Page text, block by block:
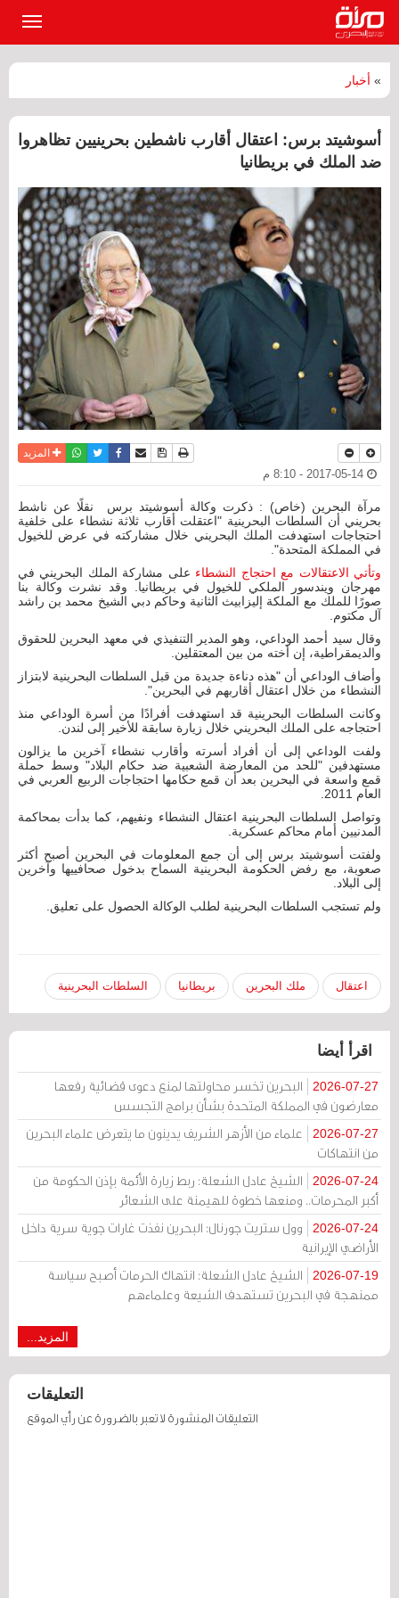
» أخبار
أسوشيتد برس: اعتقال أقارب ناشطين بحرينيين تظاهروا
ضد الملك في بريطانيا
نسخة للطباعة
حفظ الموضوع
أرسل الى صديق
فيسبوكتويترواتسابالمزيد
مرآة البحرين (خاص) : ذكرت وكالة أسوشيتد برس نقلًا عن ناشط
بحريني أن السلطات البحرينية "اعتقلت أقارب ثلاثة نشطاء على خلفية
احتجاجات استهدفت الملك البحريني خلال مشاركته في عرض للخيول
في المملكة المتحدة".
وتأتي الاعتقالات مع احتجاج النشطاء على مشاركة الملك البحريني في
مهرجان ويندسور الملكي للخيول في بريطانيا. وقد نشرت وكالة بنا
صورًا للملك مع الملكة إليزابيث الثانية وحاكم دبي الشيخ محمد بن راشد
آل مكتوم.
وقال سيد أحمد الوداعي، وهو المدير التنفيذي في معهد البحرين للحقوق
والديمقراطية، إن أخته من بين المعتقلين.
وأضاف الوداعي أن "هذه دناءة جديدة من قبل السلطات البحرينية لابتزاز
النشطاء من خلال اعتقال أقاربهم في البحرين".
وكانت السلطات البحرينية قد استهدفت أفرادًا من أسرة الوداعي منذ
احتجاجه على الملك البحريني خلال زيارة سابقة للأخير إلى لندن.
ولفت الوداعي إلى أن أفراد أسرته وأقارب نشطاء آخرين ما يزالون
مستهدفين "للحد من المعارضة الشعبية ضد حكام البلاد" وسط حملة
قمع واسعة في البحرين بعد أن قمع حكامها احتجاجات الربيع العربي في
العام 2011.
وتواصل السلطات البحرينية اعتقال النشطاء ونفيهم، كما بدأت بمحاكمة
المدنيين أمام محاكم عسكرية.
ولفتت أسوشيتد برس إلى أن جمع المعلومات في البحرين أصبح أكثر
صعوبة، مع رفض الحكومة البحرينية السماح بدخول صحافييها وآخرين
إلى البلاد.
ولم تستجب السلطات البحرينية لطلب الوكالة الحصول على تعليق.
اعتقال ملك البحرين بريطانيا السلطات البحرينية
اقرأ أيضا
2026-07-27
البحرين تخسر محاولتها لمنع دعوى قضائية رفعها
معارضون في المملكة المتحدة بشأن برامج التجسس
2026-07-27
علماء من الأزهر الشريف يدينون ما يتعرض علماء البحرين
من انتهاكات
2026-07-24
الشيخ عادل الشعلة: ربط زيارة الأئمة بإذن الحكومة من
أكبر المحرمات.. ومنعها خطوة للهيمنة على الشعائر
2026-07-24
وول ستريت جورنال: البحرين نفذت غارات جوية سرية داخل
الأراضي الإيرانية
2026-07-19
الشيخ عادل الشعلة: انتهاك الحرمات أصبح سياسة
ممنهجة في البحرين تستهدف الشيعة وعلماءهم
المزيد...
التعليقات
التعليقات المنشورة لا تعبر بالضرورة عن رأي الموقع